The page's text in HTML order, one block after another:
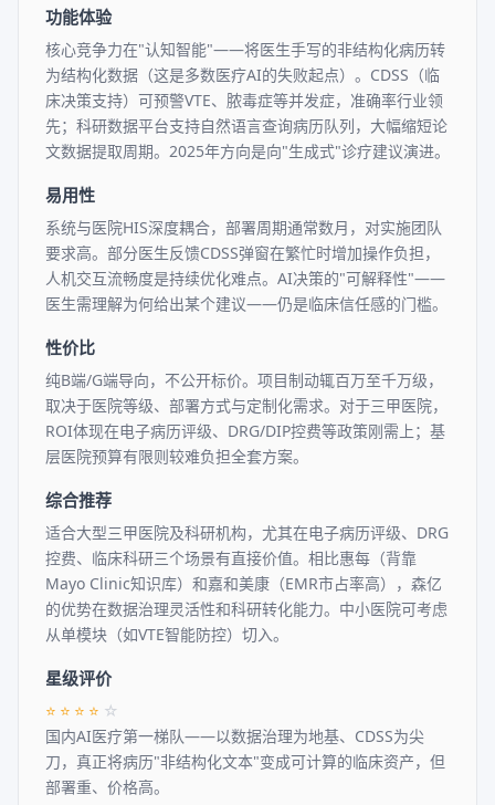
功能体验
核心竞争力在"认知智能"——将医生手写的非结构化病历转
为结构化数据（这是多数医疗AI的失败起点）。CDSS（临
床决策支持）可预警VTE、脓毒症等并发症，准确率行业领
先；科研数据平台支持自然语言查询病历队列，大幅缩短论
文数据提取周期。2025年方向是向"生成式"诊疗建议演进。
易用性
系统与医院HIS深度耦合，部署周期通常数月，对实施团队
要求高。部分医生反馈CDSS弹窗在繁忙时增加操作负担，
人机交互流畅度是持续优化难点。AI决策的"可解释性"——
医生需理解为何给出某个建议——仍是临床信任感的门槛。
性价比
纯B端/G端导向，不公开标价。项目制动辄百万至千万级，
取决于医院等级、部署方式与定制化需求。对于三甲医院，
ROI体现在电子病历评级、DRG/DIP控费等政策刚需上；基
层医院预算有限则较难负担全套方案。
综合推荐
适合大型三甲医院及科研机构，尤其在电子病历评级、DRG
控费、临床科研三个场景有直接价值。相比惠每（背靠
Mayo Clinic知识库）和嘉和美康（EMR市占率高），森亿
的优势在数据治理灵活性和科研转化能力。中小医院可考虑
从单模块（如VTE智能防控）切入。
星级评价
⭐ ⭐ ⭐ ⭐ ☆
国内AI医疗第一梯队——以数据治理为地基、CDSS为尖
刀，真正将病历"非结构化文本"变成可计算的临床资产，但
部署重、价格高。